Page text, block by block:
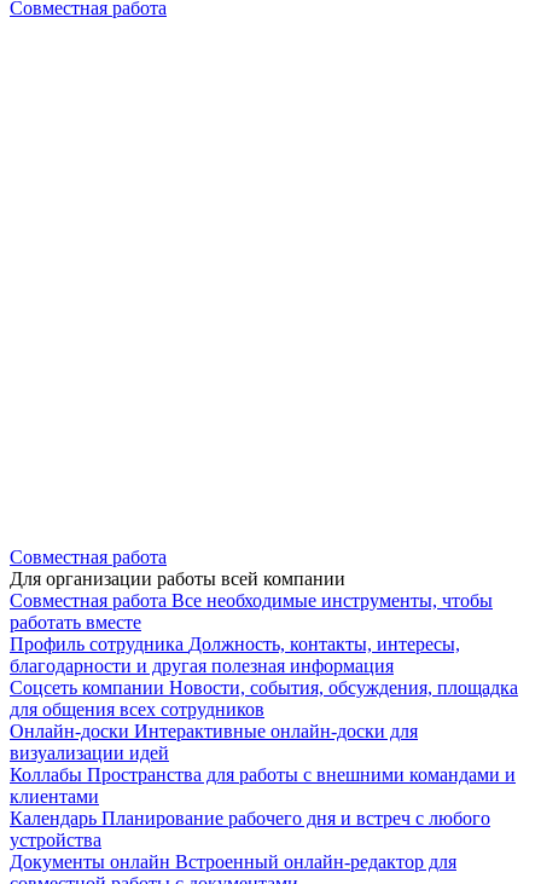
Совместная работа
Совместная работа
Для организации работы всей компании
Совместная работа Все необходимые инструменты, чтобы
работать вместе
Профиль сотрудника Должность, контакты, интересы,
благодарности и другая полезная информация
Соцсеть компании Новости, события, обсуждения, площадка
для общения всех сотрудников
Онлайн-доски Интерактивные онлайн-доски для
визуализации идей
Коллабы Пространства для работы с внешними командами и
клиентами
Календарь Планирование рабочего дня и встреч с любого
устройства
Документы онлайн Встроенный онлайн-редактор для